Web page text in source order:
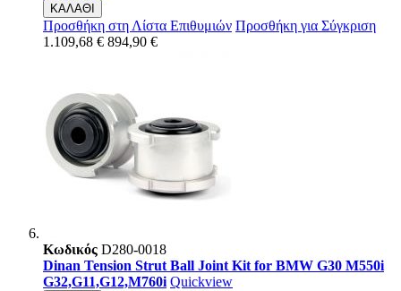
ΚΑΛΑΘΙ
Προσθήκη στη Λίστα Επιθυμιών Προσθήκη για Σύγκριση
1.109,68 € 894,90 €
Κωδικός D280-0018
Dinan Tension Strut Ball Joint Kit for BMW G30 M550i
G32,G11,G12,M760i Quickview